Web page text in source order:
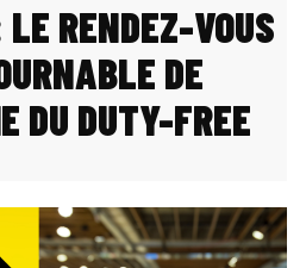
RENDEZ-VOUS
DE
DU DUTY-FREE